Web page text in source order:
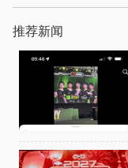
推荐新闻